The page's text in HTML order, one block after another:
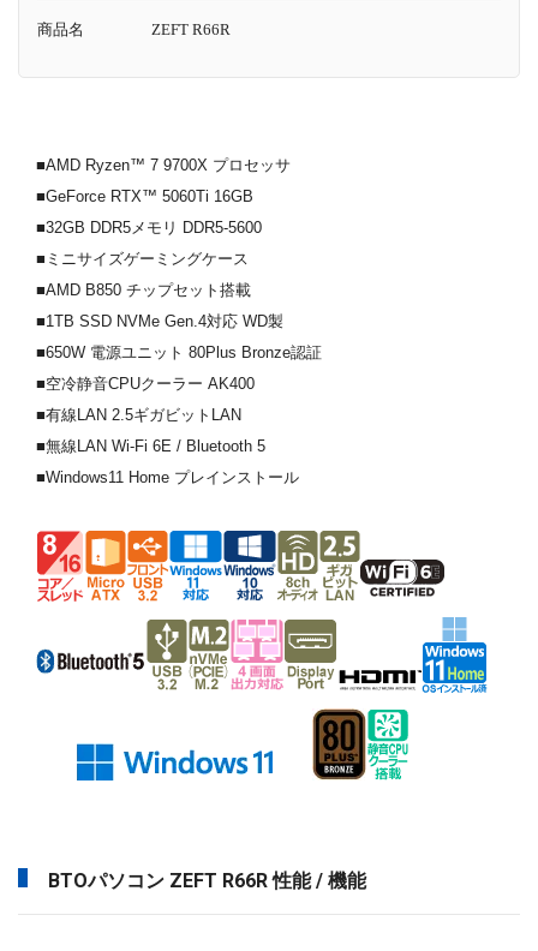
商品名 ZEFT R66R
■AMD Ryzen™ 7 9700X プロセッサ
■GeForce RTX™ 5060Ti 16GB
■32GB DDR5メモリ DDR5-5600
■ミニサイズゲーミングケース
■AMD B850 チップセット搭載
■1TB SSD NVMe Gen.4対応 WD製
■650W 電源ユニット 80Plus Bronze認証
■空冷静音CPUクーラー AK400
■有線LAN 2.5ギガビットLAN
■無線LAN Wi-Fi 6E / Bluetooth 5
■Windows11 Home プレインストール
BTOパソコン ZEFT R66R 性能 / 機能